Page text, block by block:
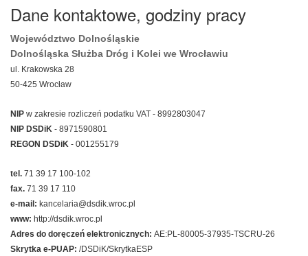
Dane kontaktowe, godziny pracy
Województwo Dolnośląskie
Dolnośląska Służba Dróg i Kolei we Wrocławiu
ul. Krakowska 28
50-425 Wrocław
NIP w zakresie rozliczeń podatku VAT - 8992803047
NIP DSDiK - 8971590801
REGON DSDiK - 001255179
tel. 71 39 17 100-102
fax. 71 39 17 110
e-mail: kancelaria@dsdik.wroc.pl
www: http://dsdik.wroc.pl
Adres do doręczeń elektronicznych: AE:PL-80005-37935-TSCRU-26
Skrytka e-PUAP: /DSDiK/SkrytkaESP